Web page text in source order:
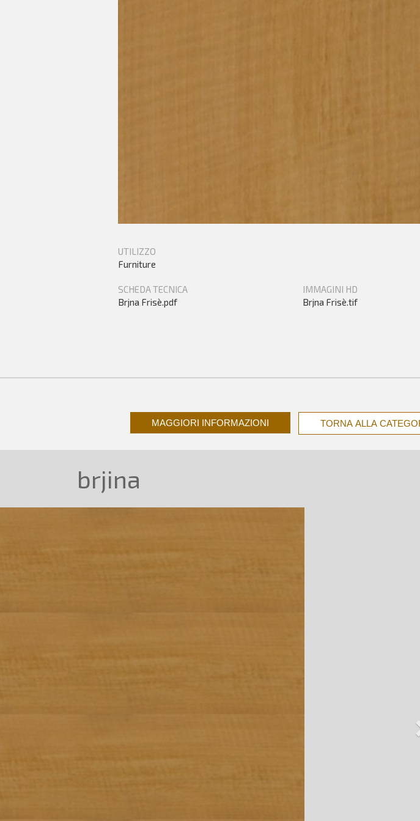
UTILIZZO
Furniture
SCHEDA TECNICA
Brjna Frisè.pdf
IMMAGINI HD
Brjna Frisè.tif
MAGGIORI INFORMAZIONI TORNA ALLA
brjina